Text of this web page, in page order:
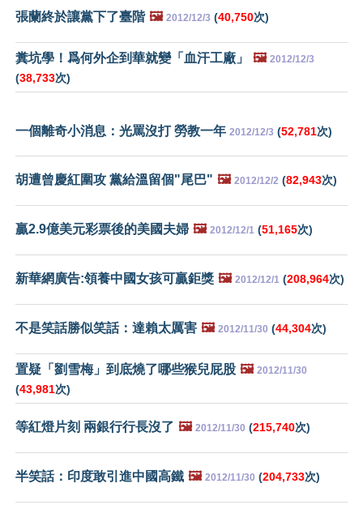
張蘭終於讓黨下了臺階 🖼️ 2012/12/3 (40,750次)
糞坑學！爲何外企到華就變「血汗工廠」 🖼️ 2012/12/3
(38,733次)
一個離奇小消息：光罵沒打 勞教一年 2012/12/3 (52,781次)
胡遭曾慶紅圍攻 黨給溫留個"尾巴" 🖼️ 2012/12/2 (82,943次)
贏2.9億美元彩票後的美國夫婦 🖼️ 2012/12/1 (51,165次)
新華網廣告:領養中國女孩可贏鉅獎 🖼️ 2012/12/1 (208,964次)
不是笑話勝似笑話：達賴太厲害 🖼️ 2012/11/30 (44,304次)
置疑「劉雪梅」到底燒了哪些猴兒屁股 🖼️ 2012/11/30
(43,981次)
等紅燈片刻 兩銀行行長沒了 🖼️ 2012/11/30 (215,740次)
半笑話：印度敢引進中國高鐵 🖼️ 2012/11/30 (204,733次)